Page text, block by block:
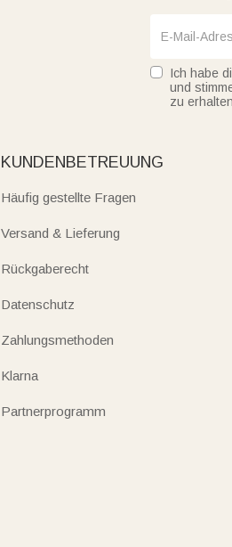
Ich habe
und
zu
KUNDENBETREUUNG
Häufig gestellte Fragen
Versand & Lieferung
Rückgaberecht
Datenschutz
Zahlungsmethoden
Klarna
Partnerprogramm